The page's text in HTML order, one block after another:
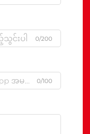
0/200
0/100